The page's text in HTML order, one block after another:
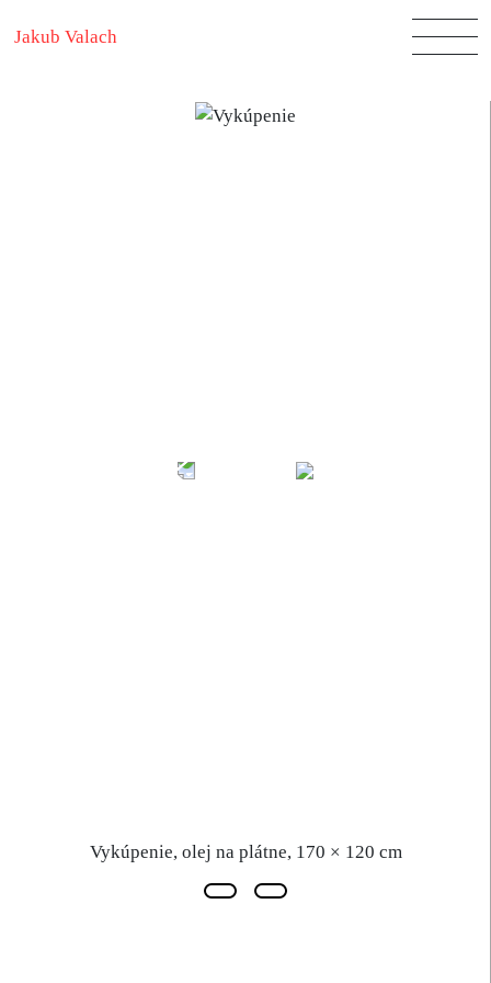
Jakub Valach
Vykúpenie, olej na plátne, 170 × 120 cm